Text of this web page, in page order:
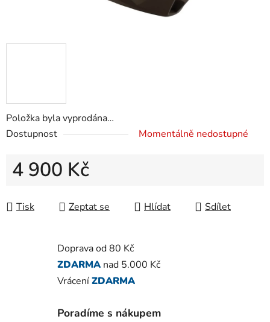
Položka byla vyprodána…
Dostupnost
Momentálně nedostupné
4 900 Kč
Tisk
Zeptat se Hlídat Sdílet
Doprava od 80 Kč
ZDARMA nad 5.000 Kč
VráceníZDARMA
Poradíme s nákupem